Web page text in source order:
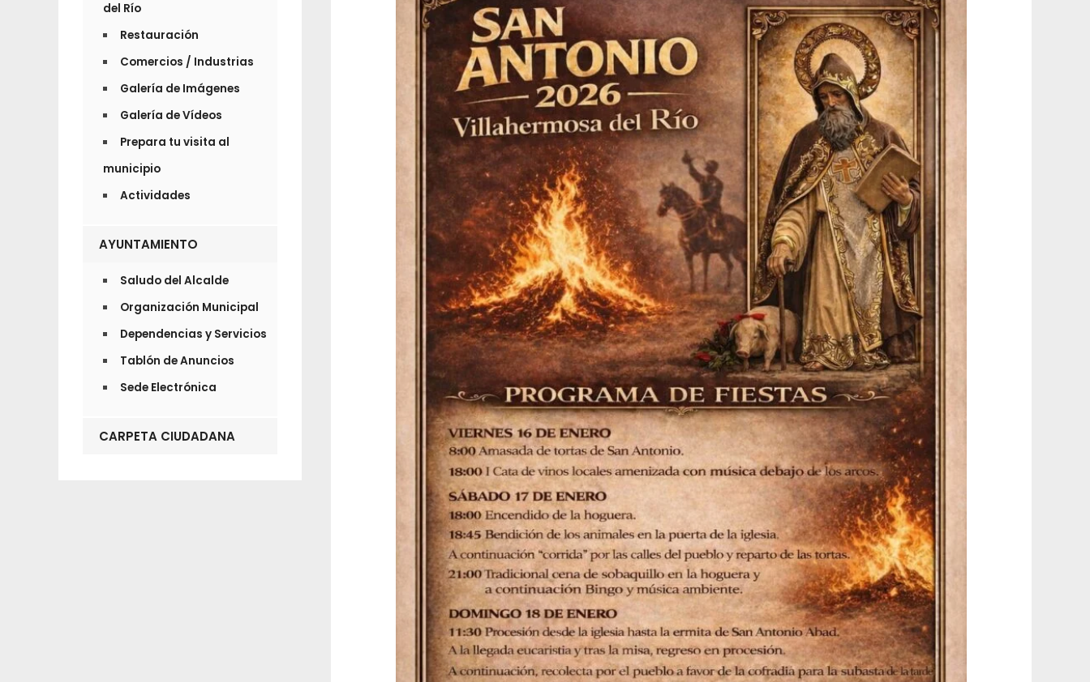
del Río
Restauración
Comercios / Industrias
Galería de Imágenes
Galería de Vídeos
Prepara tu visita al
municipio
Actividades
AYUNTAMIENTO
Saludo del Alcalde
Organización Municipal
Dependencias y Servicios
Tablón de Anuncios
Sede Electrónica
CARPETA CIUDADANA